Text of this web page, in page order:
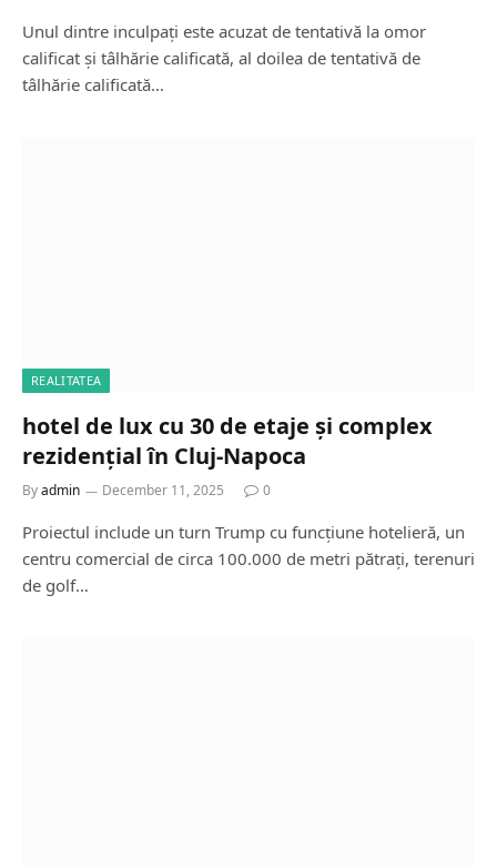
Unul dintre inculpați este acuzat de tentativă la omor
calificat și tâlhărie calificată, al doilea de tentativă de
tâlhărie calificată…
REALITATEA
hotel de lux cu 30 de etaje și complex
rezidențial în Cluj-Napoca
Byadmin December 11, 2025 0
Proiectul include un turn Trump cu funcțiune hotelieră, un
centru comercial de circa 100.000 de metri pătrați, terenuri
de golf…